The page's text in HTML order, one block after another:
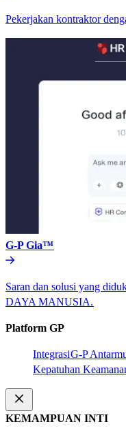
Pekerjakan kontraktor
G-P Gia™​​
Saran dan solusi yang
DAYA MANUSIA.​​
Platform GP​​
Integrasi​​G-P
Kepatuhan
KEMAMPUAN INTI​​